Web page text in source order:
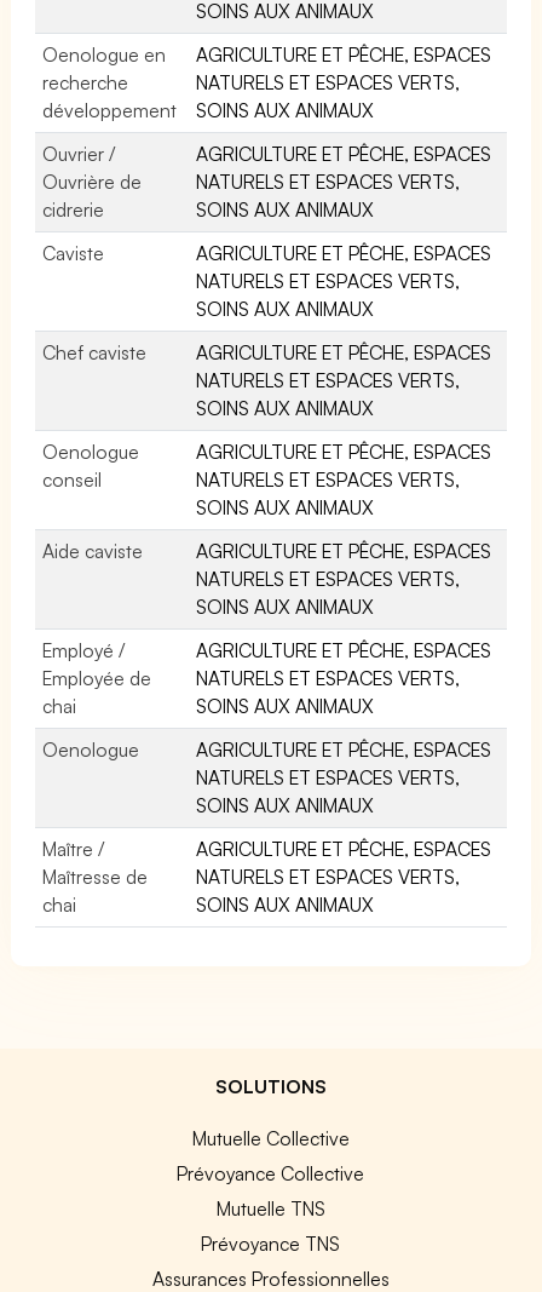
SOINS AUX ANIMAUX
Oenologue en
recherche
développement
AGRICULTURE ET PÊCHE, ESPACES
NATURELS ET ESPACES VERTS,
SOINS AUX ANIMAUX
Ouvrier /
Ouvrière de
cidrerie
AGRICULTURE ET PÊCHE, ESPACES
NATURELS ET ESPACES VERTS,
SOINS AUX ANIMAUX
Caviste
AGRICULTURE ET PÊCHE, ESPACES
NATURELS ET ESPACES VERTS,
SOINS AUX ANIMAUX
Chef caviste
AGRICULTURE ET PÊCHE, ESPACES
NATURELS ET ESPACES VERTS,
SOINS AUX ANIMAUX
Oenologue
conseil
AGRICULTURE ET PÊCHE, ESPACES
NATURELS ET ESPACES VERTS,
SOINS AUX ANIMAUX
Aide caviste
AGRICULTURE ET PÊCHE, ESPACES
NATURELS ET ESPACES VERTS,
SOINS AUX ANIMAUX
Employé /
Employée de
chai
AGRICULTURE ET PÊCHE, ESPACES
NATURELS ET ESPACES VERTS,
SOINS AUX ANIMAUX
Oenologue
AGRICULTURE ET PÊCHE, ESPACES
NATURELS ET ESPACES VERTS,
SOINS AUX ANIMAUX
Maître /
Maîtresse de
chai
AGRICULTURE ET PÊCHE, ESPACES
NATURELS ET ESPACES VERTS,
SOINS AUX ANIMAUX
SOLUTIONS
Mutuelle Collective
Prévoyance Collective
Mutuelle TNS
Prévoyance TNS
Assurances Professionnelles